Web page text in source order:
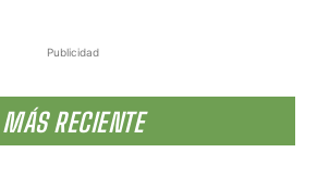
Publicidad
MÁS RECIENTE